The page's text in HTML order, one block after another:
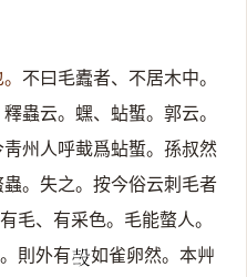
不曰毛蠹者、不居木中。
蟲云。蟔、蛅蟴。郭云。
州人呼蛓爲蛅蟴。孫叔然
。失之。按今俗云刺毛者
毛、有采色。毛能螫人。
則外有𣪊 如雀卵然。本艸